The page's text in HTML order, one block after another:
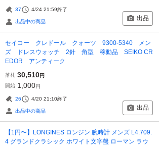
37 4/24 21:59終了
出品中の商品 出品
セイコー クレドール クォーツ 9300-5340 メン
ズ ドレスウォッチ 2針 角型 稼動品 SEIKO CR
EDOR アンティーク
落札 30,510円
開始 1,000円
26 4/20 21:10終了
出品中の商品 出品
【1円〜】LONGINES ロンジン 腕時計 メンズ L4.709.
4 グランドクラシック ホワイト文字盤 ローマン ラウ